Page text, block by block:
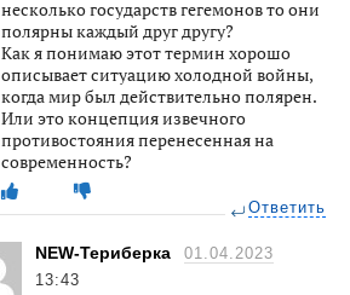
несколько государств гегемонов то они
полярны каждый друг другу?
Как я понимаю этот термин хорошо
описывает ситуацию холодной войны,
когда мир был действительно полярен.
Или это концепция извечного
противостояния перенесенная на
современность?
Ответить
NEW-Териберка
01.04.2023
13:43